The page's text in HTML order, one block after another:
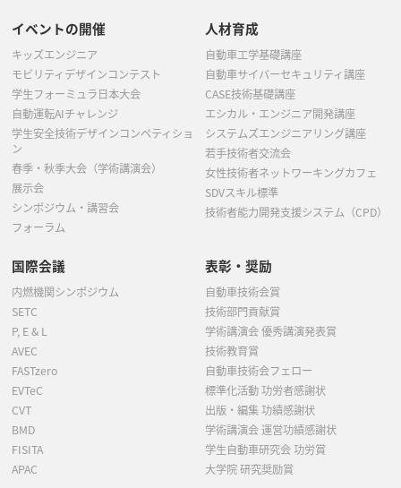
イベントの開催
キッズエンジニア
モビリティデザインコンテスト
学生フォーミュラ日本大会
自動運転AIチャレンジ
学生安全技術デザインコンペティショ
ン
春季・秋季大会（学術講演会）
展示会
シンポジウム・講習会
フォーラム
人材育成
自動車工学基礎講座
自動車サイバーセキュリティ講座
CASE技術基礎講座
エシカル・エンジニア開発講座
システムズエンジニアリング講座
若手技術者交流会
女性技術者ネットワーキングカフェ
SDVスキル標準
技術者能力開発支援システム（CPD）
国際会議
内燃機関シンポジウム
SETC
P, E & L
AVEC
FASTzero
EVTeC
CVT
BMD
FISITA
APAC
表彰・奨励
自動車技術会賞
技術部門貢献賞
学術講演会 優秀講演発表賞
技術教育賞
自動車技術会フェロー
標準化活動 功労者感謝状
出版・編集 功績感謝状
学術講演会 運営功績感謝状
学生自動車研究会 功労賞
大学院 研究奨励賞